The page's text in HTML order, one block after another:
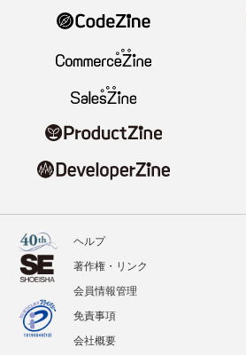
ヘルプ
著作権・リンク
会員情報管理
免責事項
会社概要